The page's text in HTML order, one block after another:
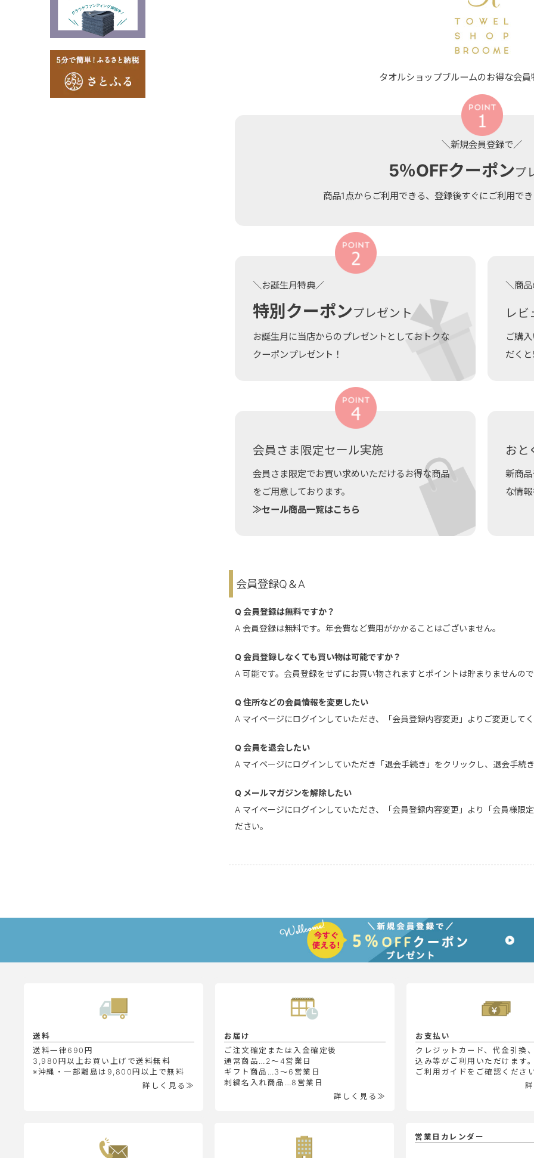
タオルショップブルームのお得な会員
＼新規会員登録で／
5％OFFクーポンプ
商品1点からご利用できる、登録後すぐにご利用で
＼お誕生月特典／
特別クーポンプレゼント
お誕生月に当店からのプレゼントとしておトクな
クーポンプレゼント！
＼商
レビ
ご購
だく
会員さま限定セール実施
会員さま限定でお買い求めいただけるお得な商品
をご用意しております。
≫セール商品一覧はこちら
おと
新商
な情
会員登録Q＆A
Q 会員登録は無料ですか？
A 会員登録は無料です。年会費など費用がかかることはございません。
Q 会員登録しなくても買い物は可能ですか？
A 可能です。会員登録をせずにお買い物されますとポイントは貯まりませんので
Q 住所などの会員情報を変更したい
A マイページにログインしていただき、「会員登録内容変更」よりご変更してく
Q 会員を退会したい
A マイページにログインしていただき「退会手続き」をクリックし、退会手続き
Q メールマガジンを解除したい
A マイページにログインしていただき、「会員登録内容変更」より「会員様限
ださい。
送料
送料一律690円
3,980円以上お買い上げで送料無料
※沖縄・一部離島は9,800円以上で無料
詳しく見る≫
お届け
ご注文確定または入金確定後
通常商品…2～4営業日
ギフト商品…3～6営業日
刺繍名入れ商品…8営業日
詳しく見る≫
お支払い
クレジットカード、代金引換
込み等がご利用いただけます
ご利用ガイドをご確認ください
営業日カレンダー